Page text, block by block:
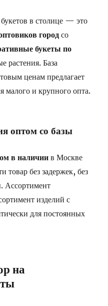
в столице — это
город со
букеты по
растения. База
ценам предлагает
малого и крупного опта.
оптом со базы
в наличии в Москве
товар без задержек, без
Ассортимент
изделий с
для постоянных
на